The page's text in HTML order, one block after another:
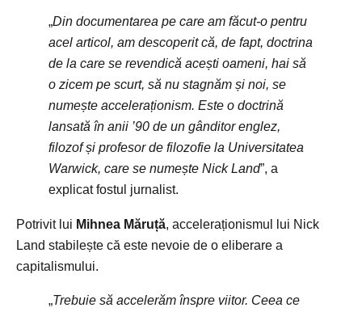
„Din documentarea pe care am făcut-o pentru
acel articol, am descoperit că, de fapt, doctrina
de la care se revendică acești oameni, hai să
o zicem pe scurt, să nu stagnăm și noi, se
numește acceleraționism. Este o doctrină
lansată în anii ’90 de un gânditor englez,
filozof și profesor de filozofie la Universitatea
Warwick, care se numește Nick Land”, a
explicat fostul jurnalist.
Potrivit lui Mihnea Măruță , acceleraționismul lui Nick
Land stabilește că este nevoie de o eliberare a
capitalismului.
„Trebuie să accelerăm înspre viitor. Ceea ce